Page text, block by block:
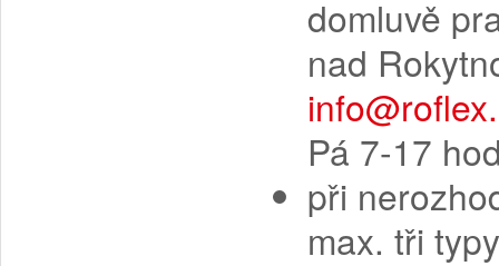
domluvě
nad
Pá 7-17
při
max. tři